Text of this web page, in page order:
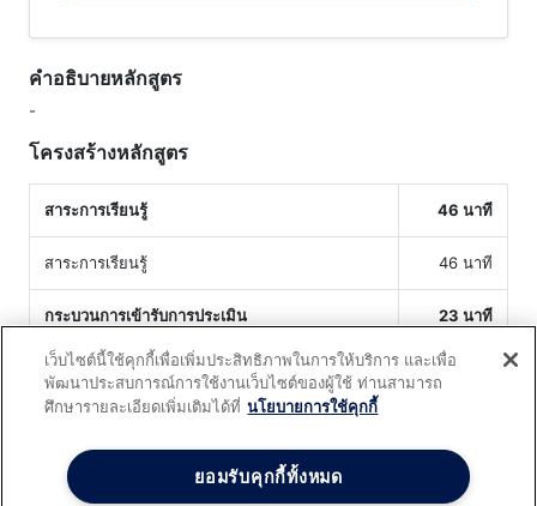
คำอธิบายหลักสูตร
-
โครงสร้างหลักสูตร
สาระการเรียนรู้ 46 นาที
สาระการเรียนรู้ 46 นาที
กระบวนการเข้ารับการประเมิน 23 นาที
กระบวนการเข้ารับการประเมิน 23 นาที
เว็บไซต์นี้ใช้คุกกี้เพื่อเพิ่มประสิทธิภาพในการให้บริการ และเพื่อ
พัฒนาประสบการณ์การใช้งานเว็บไซต์ของผู้ใช้ ท่านสามารถ
ศึกษารายละเอียดเพิ่มเติมได้ที่ นโยบายการใช้คุกกี้
ยอมรับคุกกี้ทั้งหมด